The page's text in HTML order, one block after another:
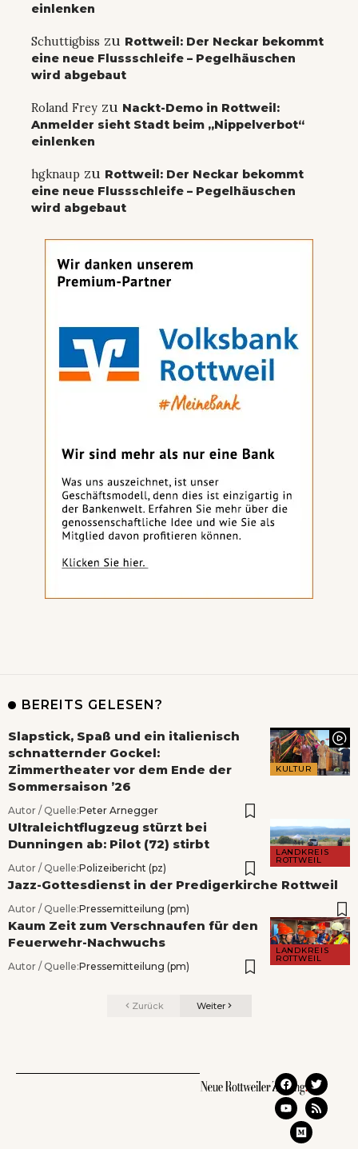
einlenken
Schuttigbiss zu Rottweil: Der Neckar bekommt
eine neue Flussschleife – Pegelhäuschen
wird abgebaut
Roland Frey zu Nackt-Demo in Rottweil:
Anmelder sieht Stadt beim „Nippelverbot“
einlenken
hgknaup zu Rottweil: Der Neckar bekommt
eine neue Flussschleife – Pegelhäuschen
wird abgebaut
BEREITS GELESEN?
KULTUR
Slapstick, Spaß und ein italienisch
schnatternder Gockel:
Zimmertheater vor dem Ende der
Sommersaison ’26
Autor / Quelle:Peter Arnegger
LANDKREIS
ROTTWEIL
Ultraleichtflugzeug stürzt bei
Dunningen ab: Pilot (72) stirbt
Autor / Quelle:Polizeibericht (pz)
Jazz-Gottesdienst in der Predigerkirche Rottweil
Autor / Quelle:Pressemitteilung (pm)
LANDKREIS
ROTTWEIL
Kaum Zeit zum Verschnaufen für den
Feuerwehr-Nachwuchs
Autor / Quelle:Pressemitteilung (pm)
Zurück Weiter